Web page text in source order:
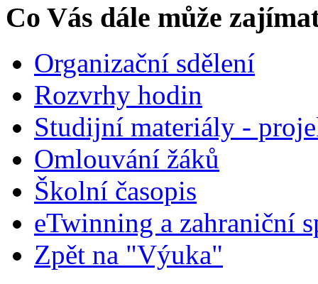
Co Vás dále může
Organizační sdělení
Rozvrhy hodin
Studijní materiály -
Omlouvání žáků
Školní časopis
eTwinning a zahraniční
Zpět na "Výuka"